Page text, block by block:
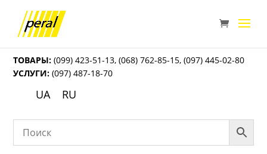
ТОВАРЫ: (099) 423-51-13,(068) 762-85-15,(097) 445-02-80
УСЛУГИ: (097) 487-18-70
UA RU